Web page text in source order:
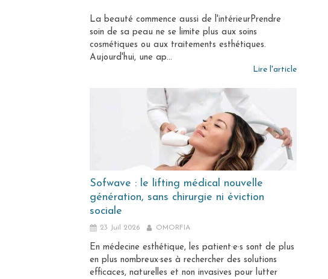
La beauté commence aussi de l'intérieurPrendre
soin de sa peau ne se limite plus aux soins
cosmétiques ou aux traitements esthétiques.
Aujourd'hui, une ap...
Lire l'article
Sofwave : le lifting médical nouvelle
génération, sans chirurgie ni éviction
sociale
23 Juil 2026 OMORFIA
En médecine esthétique, les patient·e·s sont de plus
en plus nombreux·ses à rechercher des solutions
efficaces, naturelles et non invasives pour lutter